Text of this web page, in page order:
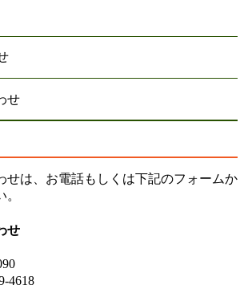
せ
せは、お電話もしくは下記のフォームか
せ
4618